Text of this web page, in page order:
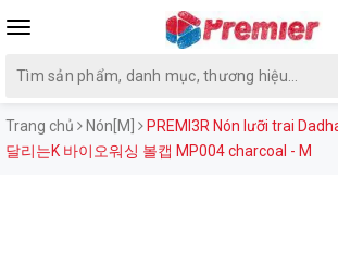
Toggle
Trang chủ Nón[M]
PREMI3R Nón lưỡi trai
달리는K 바이오워싱 볼캡 MP004 charcoal - M